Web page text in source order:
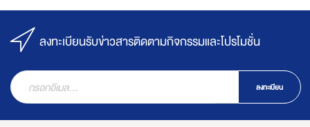
ลงทะเบียนรับข่าวสารติดตามกิจกรรมและโปรโมชั่น
ลงทะเบียน